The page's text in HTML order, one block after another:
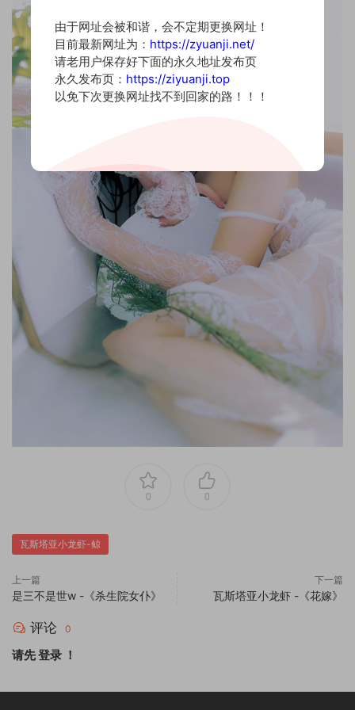
0 0
瓦斯塔亚小龙虾-鲸
上一篇
是三不是世w -《杀生院女仆》
下一篇
瓦斯塔亚小龙虾 -《花嫁》
评论 0
请先登录 ！
由于网址会被和谐，会不定期更换网址！
目前最新网址为： https://zyuanji.net/
请老用户保存好下面的永久地址发布页
永久发布页： https://ziyuanji.top
以免下次更换网址找不到回家的路！！！